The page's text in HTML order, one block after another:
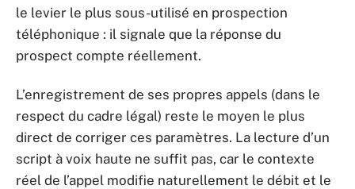
le levier le plus sous-utilisé en prospection
téléphonique : il signale que la réponse du
prospect compte réellement.
L’enregistrement de ses propres appels (dans le
respect du cadre légal) reste le moyen le plus
direct de corriger ces paramètres. La lecture d’un
script à voix haute ne suffit pas, car le contexte
réel de l’appel modifie naturellement le débit et le